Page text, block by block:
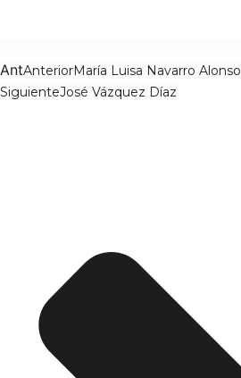
AntAnteriorMaría Luisa Navarro Alonso
SiguienteJosé Vázquez Díaz